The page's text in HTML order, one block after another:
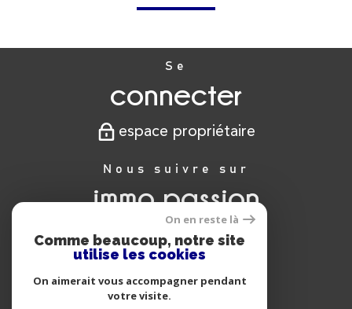
Se
connecter
espace propriétaire
Nous suivre sur
immo passion
On en reste là
Comme beaucoup, notre site
utilise les cookies
On aimerait vous accompagner pendant
votre visite.